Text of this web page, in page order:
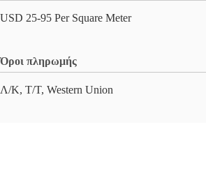
USD 25-95 Per Square Meter
Όροι πληρωμής
Λ/Κ, Τ/Τ, Western Union